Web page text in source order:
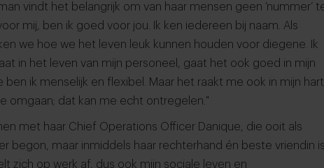
vindt het belangrijk om van haar mensen geen ‘nummer’
mij, ben ik goed voor jou. Ik ken iedereen bij naam. Als
we hoe we het leven leuk kunnen houden voor diegene. Ik
in het leven van mijn personeel, gaat het ook goed in mijn
ben ik menselijk en flexibel. Maar het raakt me ook in mijn hart
omgaan; dat kan me echt ontregelen."
met haar Chief Operations Officer Danique, die ooit als
begon, maar inmiddels haar rechterhand én beste vriendin is.
zich op werk af, dus ook mijn sociale leven en